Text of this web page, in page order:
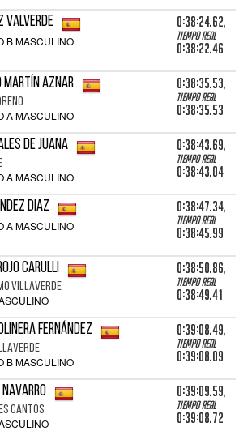
VALVERDE
B MASCULINO
0:38:24.62,
Tiempo real
0:38:22.46
MARTÍN AZNAR
A MASCULINO
0:38:35.53,
Tiempo real
0:38:35.53
DE JUANA
A MASCULINO
0:38:43.69,
Tiempo real
0:38:43.04
DIAZ
A MASCULINO
0:38:47.34,
Tiempo real
0:38:45.99
CARULLI
VILLAVERDE
0:38:50.86,
Tiempo real
0:38:49.41
FERNÁNDEZ
B MASCULINO
0:39:08.49,
Tiempo real
0:39:08.09
CANTOS
0:39:09.59,
Tiempo real
0:39:08.72